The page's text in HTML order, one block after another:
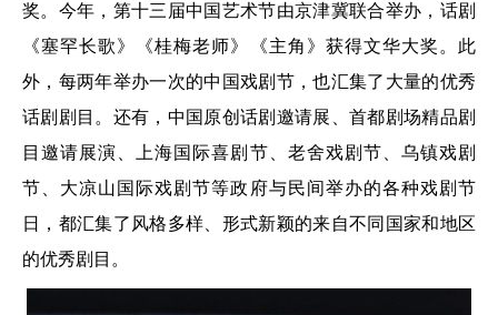
奖。今年，第十三届中国艺术节由京津冀联合举办，话剧
《塞罕长歌》《桂梅老师》《主角》获得文华大奖。此
外，每两年举办一次的中国戏剧节，也汇集了大量的优秀
话剧剧目。还有，中国原创话剧邀请展、首都剧场精品剧
目邀请展演、上海国际喜剧节、老舍戏剧节、乌镇戏剧
节、大凉山国际戏剧节等政府与民间举办的各种戏剧节
日，都汇集了风格多样、形式新颖的来自不同国家和地区
的优秀剧目。